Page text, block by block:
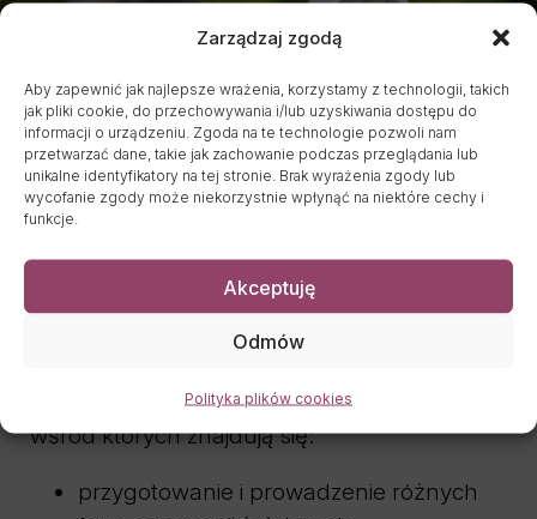
Zarządzaj zgodą
Aby zapewnić jak najlepsze wrażenia, korzystamy z technologii, takich
jak pliki cookie, do przechowywania i/lub uzyskiwania dostępu do
informacji o urządzeniu. Zgoda na te technologie pozwoli nam
przetwarzać dane, takie jak zachowanie podczas przeglądania lub
unikalne identyfikatory na tej stronie. Brak wyrażenia zgody lub
wycofanie zgody może niekorzystnie wpłynąć na niektóre cechy i
funkcje.
Akceptuję
Odmów
Polityka plików cookies
Usługi pogrzebowe w
Starej Kamienicy
firma pogrzebowa
Anubis zapewnia szeroki zakres usług,
wśród których znajdują się:
przygotowanie i prowadzenie różnych